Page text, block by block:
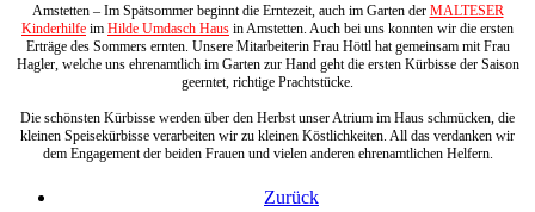
Amstetten – Im Spätsommer beginnt die Erntezeit, auch im Garten der MALTESER
Kinderhilfe im Hilde Umdasch Haus in Amstetten. Auch bei uns konnten wir die ersten
Erträge des Sommers ernten. Unsere Mitarbeiterin Frau Höttl hat gemeinsam mit Frau
Hagler, welche uns ehrenamtlich im Garten zur Hand geht die ersten Kürbisse der Saison
geerntet, richtige Prachtstücke.
Die schönsten Kürbisse werden über den Herbst unser Atrium im Haus schmücken, die
kleinen Speisekürbisse verarbeiten wir zu kleinen Köstlichkeiten. All das verdanken wir
dem Engagement der beiden Frauen und vielen anderen ehrenamtlichen Helfern.
Zurück